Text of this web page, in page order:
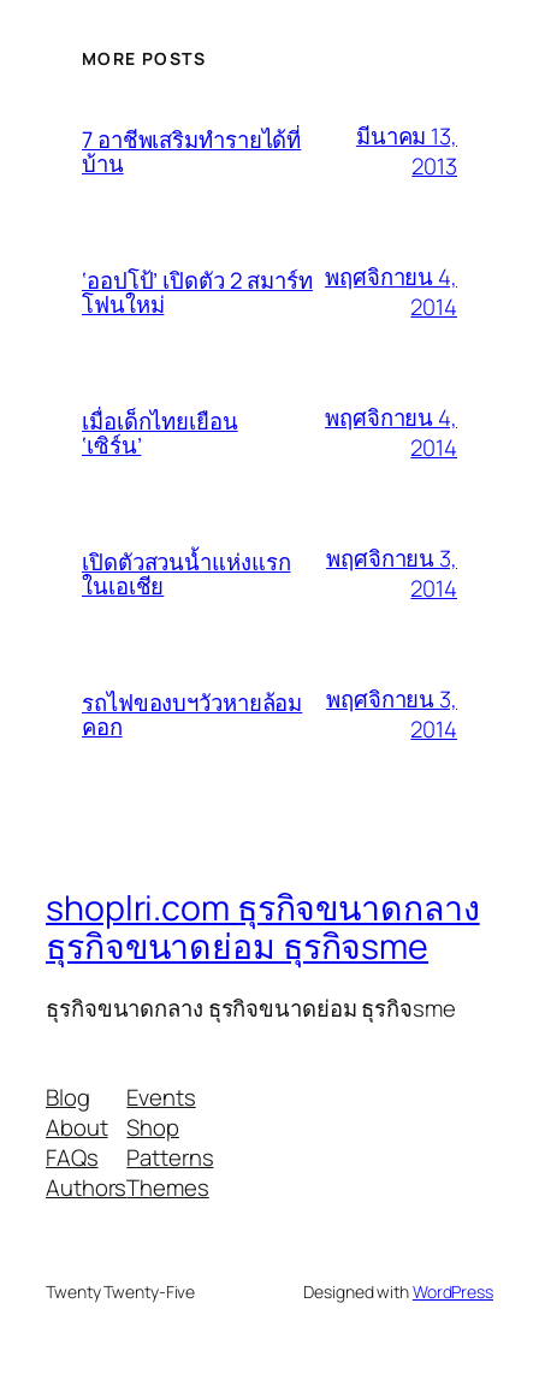
MORE POSTS
7 อาชีพเสริมทำรายได้ที่
บ้าน
มีนาคม 13,
2013
‘ออปโป้’ เปิดตัว 2 สมาร์ท
โฟนใหม่
พฤศจิกายน 4,
2014
เมื่อเด็กไทยเยือน
‘เซิร์น’
พฤศจิกายน 4,
2014
เปิดตัวสวนน้ำแห่งแรก
ในเอเชีย
พฤศจิกายน 3,
2014
รถไฟของบฯวัวหายล้อม
คอก
พฤศจิกายน 3,
2014
shoplri.com ธุรกิจขนาดกลาง
ธุรกิจขนาดย่อม ธุรกิจsme
ธุรกิจขนาดกลาง ธุรกิจขนาดย่อม ธุรกิจsme
Blog
About
FAQs
Authors
Events
Shop
Patterns
Themes
Twenty Twenty-Five Designed withWordPress